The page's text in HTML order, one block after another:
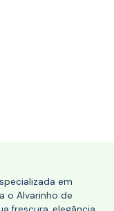
em
o Alvarinho de